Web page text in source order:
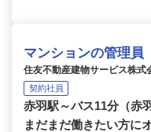
マンションの管理員
住友不動産建物サービス株式
契約社員
赤羽駅～バス11分（赤
まだまだ働きたい方に